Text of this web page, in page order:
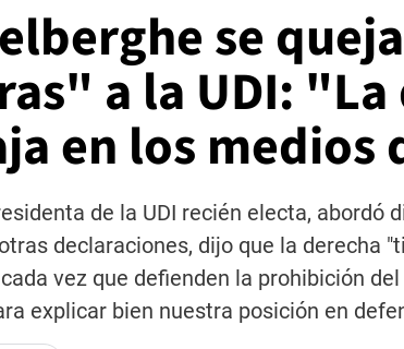
se
a la UDI: "La
en los
de la UDI recién electa, abordó
declaraciones, dijo que la derecha
vez que defienden la prohibición
explicar bien nuestra posición en